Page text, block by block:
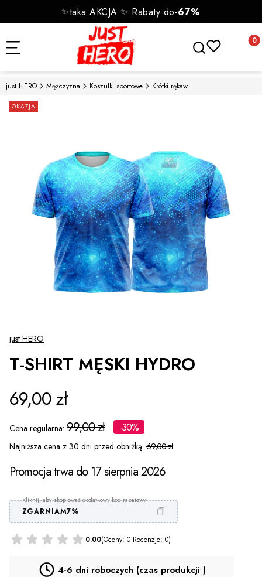
✨taka AKCJA ✨ Rabaty do-67%
Otwórz
just HERO Mężczyzna Koszulki sportowe Krótki rękaw
Etykiety
OKAZJA
just HERO
T-SHIRT MĘSKI HYDRO
69,00 zł
Cena regularna: 99,00 zł -30%
Najniższa cena z 30 dni przed obniżką: 69,00 zł
Promocja trwa do 17 sierpnia 2026
ZGARNIAM7%
0.00(Oceny: 0 Recenzje: 0)
4-6 dni roboczych (czas produkcji )